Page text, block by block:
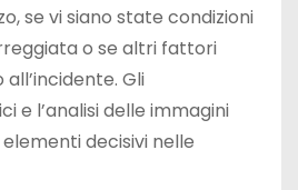
se vi siano state condizioni
o se altri fattori
Gli
e l’analisi delle immagini
decisivi nelle